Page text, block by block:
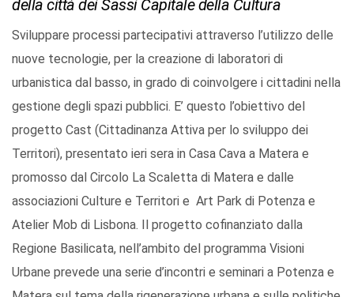
della città dei Sassi Capitale della Cultura
Sviluppare processi partecipativi attraverso l’utilizzo delle
nuove tecnologie, per la creazione di laboratori di
urbanistica dal basso, in grado di coinvolgere i cittadini nella
gestione degli spazi pubblici. E’ questo l’obiettivo del
progetto Cast (Cittadinanza Attiva per lo sviluppo dei
Territori), presentato ieri sera in Casa Cava a Matera e
promosso dal Circolo La Scaletta di Matera e dalle
associazioni Culture e Territori e Art Park di Potenza e
Atelier Mob di Lisbona. Il progetto cofinanziato dalla
Regione Basilicata, nell’ambito del programma Visioni
Urbane prevede una serie d’incontri e seminari a Potenza e